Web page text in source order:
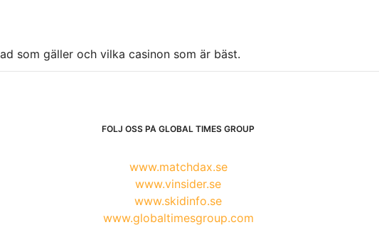
som gäller och vilka casinon som är bäst.
FÖLJ OSS PÅ GLOBAL TIMES GROUP
www.matchdax.se
www.vinsider.se
www.skidinfo.se
www.globaltimesgroup.com